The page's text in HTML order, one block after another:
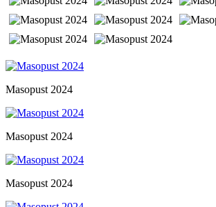
Masopust 2024
Masopust 2024
Masopust 2024